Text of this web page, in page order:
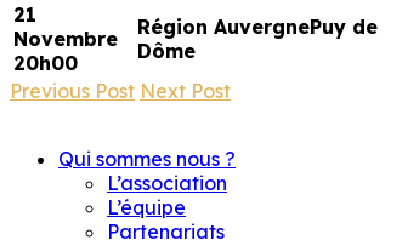
21
Novembre
20h00
Région AuvergnePuy de
Dôme
Previous Post Next Post
Qui sommes nous ?
L’association
L’équipe
Partenariats